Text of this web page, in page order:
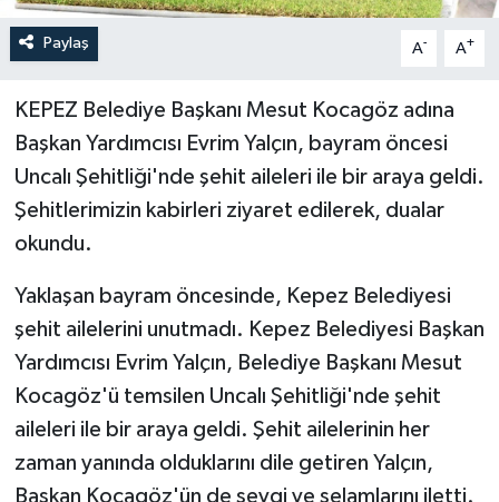
Paylaş A- A+
KEPEZ Belediye Başkanı Mesut Kocagöz adına
Başkan Yardımcısı Evrim Yalçın, bayram öncesi
Uncalı Şehitliği'nde şehit aileleri ile bir araya geldi.
Şehitlerimizin kabirleri ziyaret edilerek, dualar
okundu.
Yaklaşan bayram öncesinde, Kepez Belediyesi
şehit ailelerini unutmadı. Kepez Belediyesi Başkan
Yardımcısı Evrim Yalçın, Belediye Başkanı Mesut
Kocagöz'ü temsilen Uncalı Şehitliği'nde şehit
aileleri ile bir araya geldi. Şehit ailelerinin her
zaman yanında olduklarını dile getiren Yalçın,
Başkan Kocagöz'ün de sevgi ve selamlarını iletti.